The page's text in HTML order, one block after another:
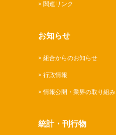
関連リンク
お知らせ
組合からのお知らせ
行政情報
情報公開・業界の取り組み
統計・刊行物